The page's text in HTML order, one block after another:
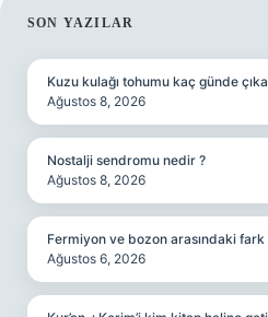
SIDEBAR
SON YAZILAR
Kuzu kulağı tohumu kaç günde
Ağustos 8, 2026
Nostalji sendromu nedir ?
Ağustos 8, 2026
Fermiyon ve bozon arasındaki fark
Ağustos 6, 2026